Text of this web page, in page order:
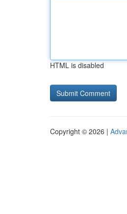
HTML is disabled
Copyright © 2026 |